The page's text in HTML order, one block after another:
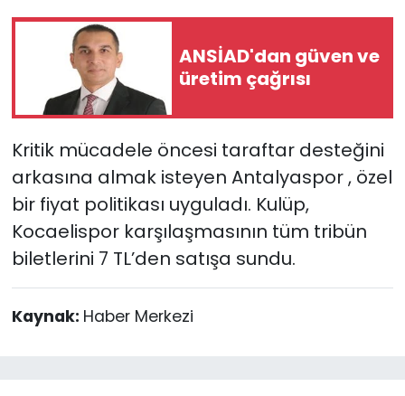
ANSİAD'dan güven ve
üretim çağrısı
Kritik mücadele öncesi taraftar desteğini
arkasına almak isteyen Antalyaspor , özel
bir fiyat politikası uyguladı. Kulüp,
Kocaelispor karşılaşmasının tüm tribün
biletlerini 7 TL’den satışa sundu.
Kaynak: Haber Merkezi